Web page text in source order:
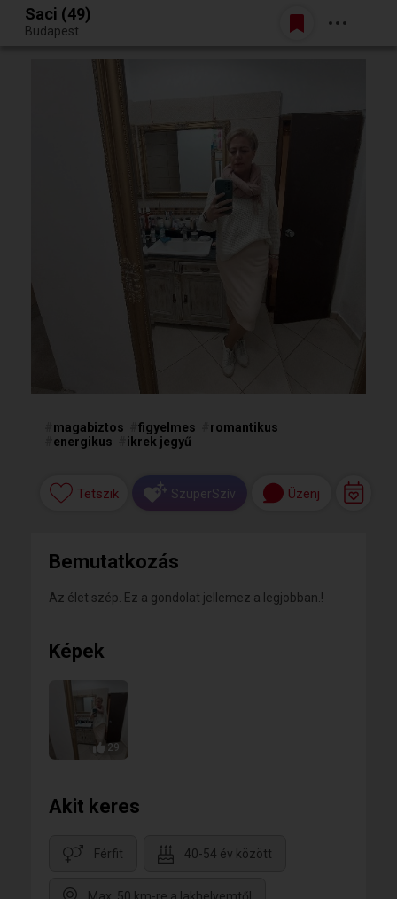
Egy jó randiból bármi lehet.
Belépés
Saci (49)
Budapest
magabiztos figyelmes
romantikus
energikus ikrek jegyű
Tetszik SzuperSzív Üzenj
Bemutatkozás
Az élet szép. Ez a gondolat jellemez a legjobban.!
Képek
29
Akit keres
Férfit 40-54 év között